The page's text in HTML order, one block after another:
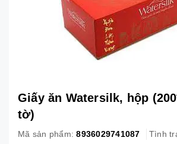
Giấy ăn Watersilk, hộp
tờ)
Mã sản phẩm: 8936029741087 Tình